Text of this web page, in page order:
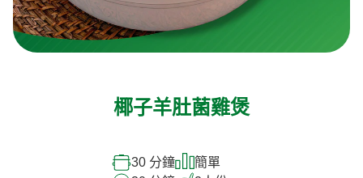
椰子羊肚菌雞煲
30 分鐘
簡單